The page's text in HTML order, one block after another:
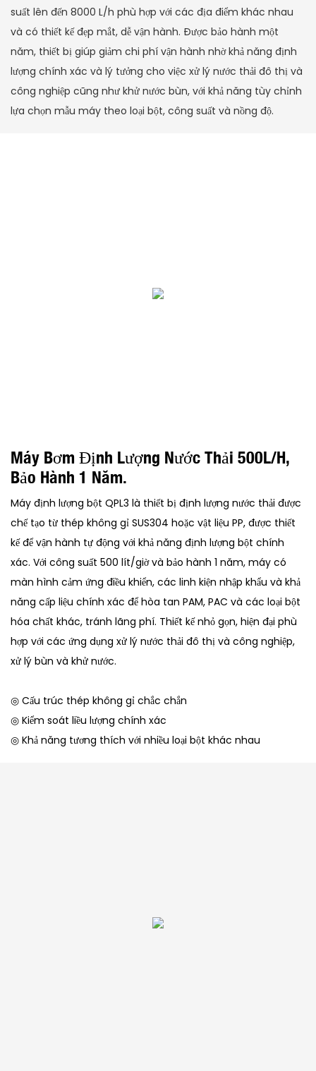
suất lên đến 8000 L/h phù hợp với các địa điểm khác nhau
và có thiết kế đẹp mắt, dễ vận hành. Được bảo hành một
năm, thiết bị giúp giảm chi phí vận hành nhờ khả năng định
lượng chính xác và lý tưởng cho việc xử lý nước thải đô thị và
công nghiệp cũng như khử nước bùn, với khả năng tùy chỉnh
lựa chọn mẫu máy theo loại bột, công suất và nồng độ.
Máy Bơm Định Lượng Nước Thải 500L/h,
Bảo Hành 1 Năm.
Máy định lượng bột QPL3 là thiết bị định lượng nước thải được
chế tạo từ thép không gỉ SUS304 hoặc vật liệu PP, được thiết
kế để vận hành tự động với khả năng định lượng bột chính
xác. Với công suất 500 lít/giờ và bảo hành 1 năm, máy có
màn hình cảm ứng điều khiển, các linh kiện nhập khẩu và khả
năng cấp liệu chính xác để hòa tan PAM, PAC và các loại bột
hóa chất khác, tránh lãng phí. Thiết kế nhỏ gọn, hiện đại phù
hợp với các ứng dụng xử lý nước thải đô thị và công nghiệp,
xử lý bùn và khử nước.
◎ Cấu trúc thép không gỉ chắc chắn
◎ Kiểm soát liều lượng chính xác
◎ Khả năng tương thích với nhiều loại bột khác nhau